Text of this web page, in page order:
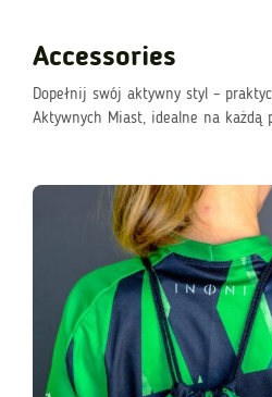
Accessories
Dopełnij swój aktywny styl –
Aktywnych Miast, idealne na każdą